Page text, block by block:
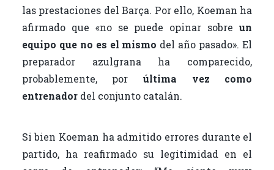
las prestaciones del Barça. Por ello, Koeman ha
afirmado que «no se puede opinar sobreun
equipo que no es el mismo del año pasado». El
preparador azulgrana ha comparecido,
probablemente, por última vez como
entrenadordel conjunto catalán.
Si bien Koeman ha admitido errores durante el
partido, ha reafirmado su legitimidad en el